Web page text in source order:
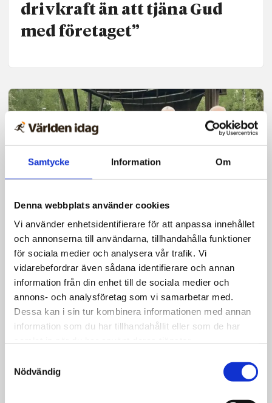
Samtycke Information Om
Denna webbplats använder cookies
Vi använder enhetsidentifierare för att anpassa innehållet
och annonserna till användarna, tillhandahålla funktioner
för sociala medier och analysera vår trafik. Vi
vidarebefordrar även sådana identifierare och annan
information från din enhet till de sociala medier och
annons- och analysföretag som vi samarbetar med.
Dessa kan i sin tur kombinera informationen med annan
information som du har tillhandahållit eller som de har
Nödvändig
drivkraft än att tjäna Gud
med företaget”
Tro och liv
De bjuder in till bön och sång
i Öjeparken på
nationaldagen